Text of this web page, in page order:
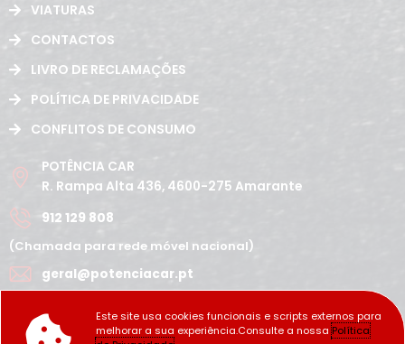
VIATURAS
CONTACTOS
LIVRO DE RECLAMAÇÕES
POLÍTICA DE PRIVACIDADE
CONFLITOS DE CONSUMO
POTÊNCIA CAR
R. Rampa Alta 436, 4600-275 Amarante
912 129 808
(Chamada para rede móvel nacional)
geral@potenciacar.pt
10:00h - 12:30h | 14h 19:30h
Este site usa cookies funcionais e scripts externos para
melhorar a sua experiência.Consulte a nossaPolítica